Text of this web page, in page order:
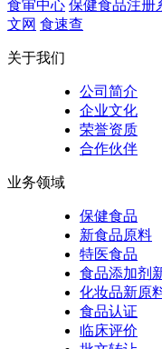
食审中心 保健食品注册
文网 食速查
关于我们
公司简介
企业文化
荣誉资质
合作伙伴
业务领域
保健食品
新食品原料
特医食品
食品添加剂
化妆品新原
食品认证
临床评价